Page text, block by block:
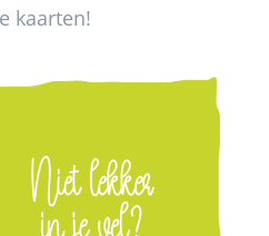
kaarten!